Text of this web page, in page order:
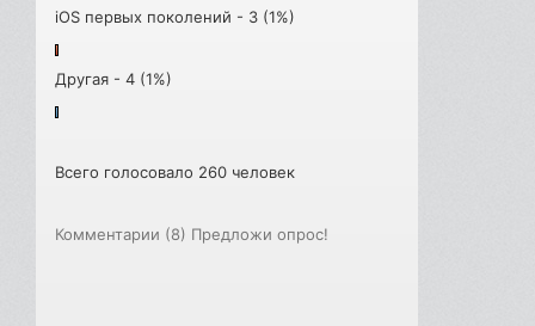
iOS первых поколений - 3 (1%)
Другая - 4 (1%)
Всего голосовало 260 человек
Комментарии (8) Предложи опрос!